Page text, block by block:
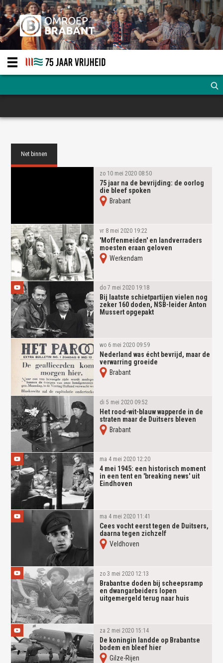
Net binnen
zo 10 mei 2020 08:50
75 jaar na de bevrijding: de oorlog
die bleef spoken
Brabant
vr 8 mei 2020 19:22
'Moffenmeiden' en landverraders
moesten eraan geloven
Werkendam
do 7 mei 2020 19:18
Bij laatste schietpartijen vielen nog
zeker 160 doden, NSB-leider Anton
Mussert opgepakt
wo 6 mei 2020 09:59
Nederland was écht bevrijd, maar de
verwarring groeide
Brabant
di 5 mei 2020 09:52
Het rood-wit-blauw wapperde in de
straten maar de Duitsers bleven
Brabant
ma 4 mei 2020 12:20
4 mei 1945: een historisch moment
in een tent en 'breaking news' uit
Eindhoven
ma 4 mei 2020 11:41
Cees vocht eerst tegen de Duitsers,
daarna tegen zichzelf
Veldhoven
zo 3 mei 2020 12:13
Brabantse doden bij scheepsramp
en dwangarbeiders lopen
uitgemergeld terug naar huis
za 2 mei 2020 15:14
De koningin landde op Brabantse
bodem en bleef hier
Gilze-Rijen